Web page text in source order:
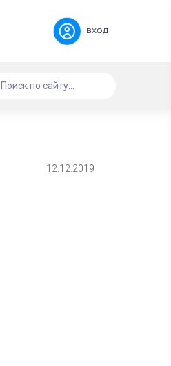
вход
12.12.2019